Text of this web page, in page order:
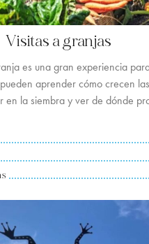
DE ALQUILER
DE CHEF Y
PARA FAMILIA
Visitas a granjas
es una gran experiencia
aprender cómo crecen
en la siembra y ver de dónde